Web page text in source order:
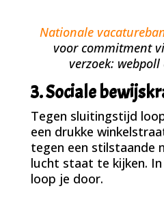
Nationale
voor commitment
verzoek:
3. Sociale
Tegen sluitingstijd
een drukke
tegen een stilstaande
lucht staat te kijken.
loop je door.